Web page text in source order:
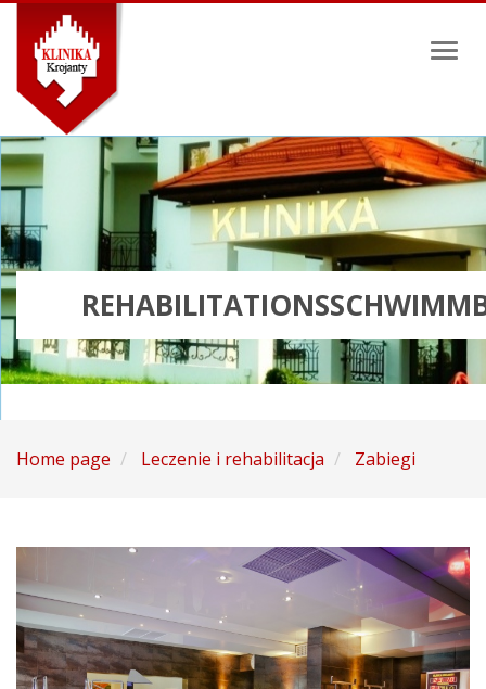
Toggle
Home page Leczenie i rehabilitacja Zabiegi